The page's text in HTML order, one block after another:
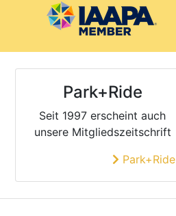
Park+Ride
Seit 1997 erscheint auch
unsere Mitgliedszeitschrift
Park+Ride